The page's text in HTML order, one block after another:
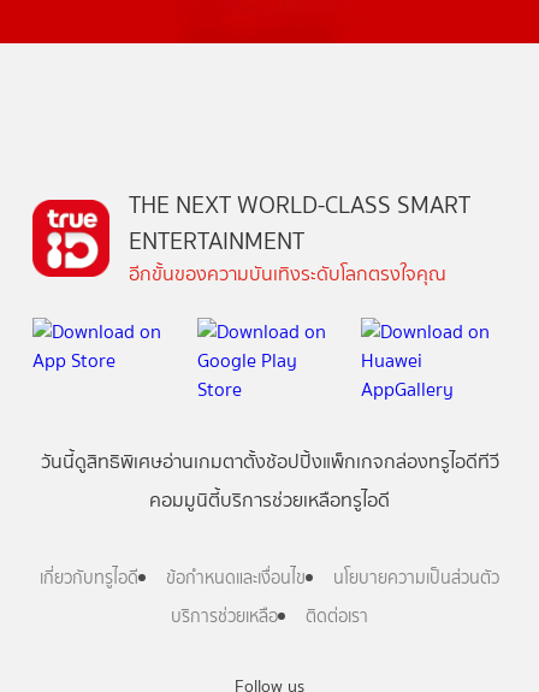
Follow us
THE NEXT WORLD-CLASS SMART
ENTERTAINMENT
อีกขั้นของความบันเทิงระดับโลกตรงใจคุณ
วันนี้ดูสิทธิพิเศษอ่านเกมตาตั้งช้อปปิ้งแพ็กเกจกล่องทรูไอดีทีวี
คอมมูนิตี้บริการช่วยเหลือทรูไอดี
เกี่ยวกับทรูไอดี ข้อกำหนดและเงื่อนไข
นโยบายความเป็นส่วนตัว
บริการช่วยเหลือ
ติดต่อเรา